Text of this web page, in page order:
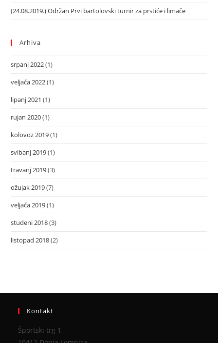
(24.08.2019.) Održan Prvi bartolovski turnir za prstiće i limače
Arhiva
srpanj 2022(1)
veljača 2022(1)
lipanj 2021 (1)
rujan 2020(1)
kolovoz 2019(1)
svibanj 2019(1)
travanj 2019(3)
ožujak 2019(7)
veljača 2019(1)
studeni 2018(3)
listopad 2018(2)
Kontakt
Športski trg 1,